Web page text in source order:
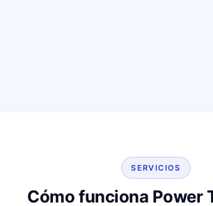
SERVICIOS
Cómo funciona Power